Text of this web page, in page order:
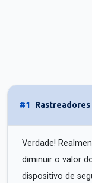
#1
Verdade!
diminuir o valor
dispositivo de